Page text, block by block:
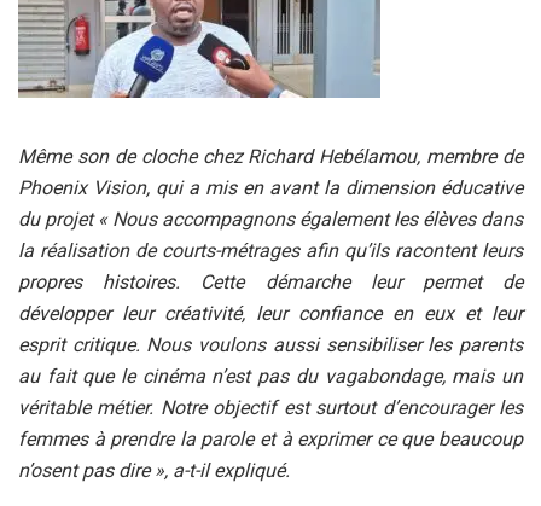
Même son de cloche chez Richard Hebélamou, membre de
Phoenix Vision, qui a mis en avant la dimension éducative
du projet « Nous accompagnons également les élèves dans
la réalisation de courts-métrages afin qu’ils racontent leurs
propres histoires. Cette démarche leur permet de
développer leur créativité, leur confiance en eux et leur
esprit critique. Nous voulons aussi sensibiliser les parents
au fait que le cinéma n’est pas du vagabondage, mais un
véritable métier. Notre objectif est surtout d’encourager les
femmes à prendre la parole et à exprimer ce que beaucoup
n’osent pas dire », a-t-il expliqué.